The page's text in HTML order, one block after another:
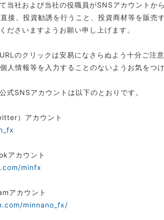
当社および当社の役職員がSNSアカウントか
接、投資勧誘を行うこと、投資商材等を販売
ださいますようお願い申し上げます。
のクリックは安易になさらぬよう十分ご注
人情報等を入力することのないようお気をつ
式SNSアカウントは以下のとおりです。
）アカウント
アカウント
minfx
アカウント
minnano_fx/